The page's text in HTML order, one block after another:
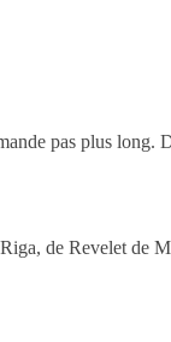
pas plus long.
de Revelet de